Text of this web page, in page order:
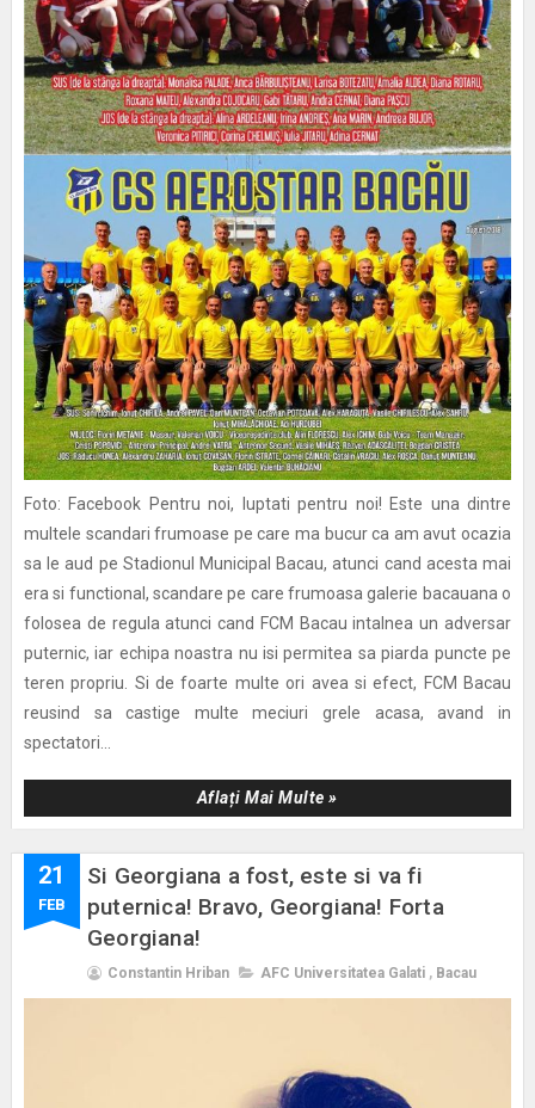
Foto: Facebook Pentru noi, luptati pentru noi! Este una dintre
multele scandari frumoase pe care ma bucur ca am avut ocazia
sa le aud pe Stadionul Municipal Bacau, atunci cand acesta mai
era si functional, scandare pe care frumoasa galerie bacauana o
folosea de regula atunci cand FCM Bacau intalnea un adversar
puternic, iar echipa noastra nu isi permitea sa piarda puncte pe
teren propriu. Si de foarte multe ori avea si efect, FCM Bacau
reusind sa castige multe meciuri grele acasa, avand in
spectatori...
Aflați Mai Multe »
21
FEB
Si Georgiana a fost, este si va fi
puternica! Bravo, Georgiana! Forta
Georgiana!
Constantin Hriban AFC Universitatea Galati , Bacau